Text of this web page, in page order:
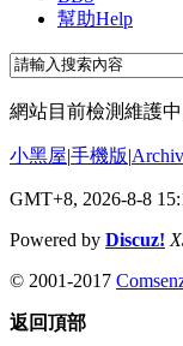
幫助Help
網站目前檢測維護中
小黑屋|手機版|
GMT+8, 2026-8-8
Powered by Discuz!
© 2001-2017
返回頂部